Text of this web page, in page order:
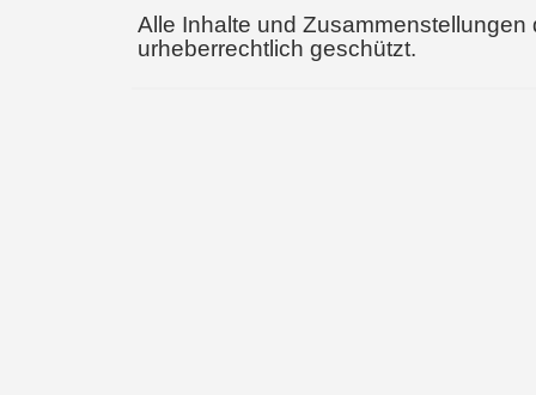
Alle Inhalte und Zusammenstellungen
urheberrechtlich geschützt.